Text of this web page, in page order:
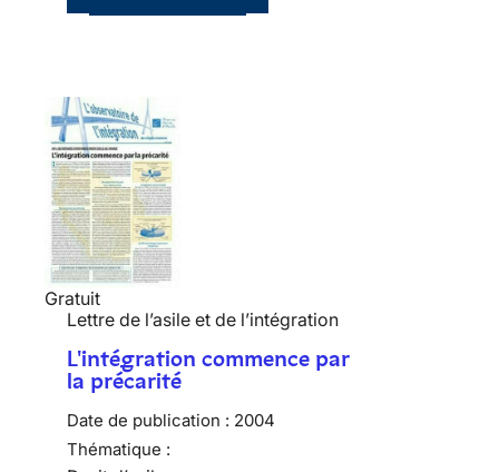
Gratuit
Lettre de l’asile et de l’intégration
L'intégration commence par
la précarité
Date de publication : 2004
Thématique :